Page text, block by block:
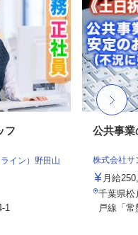
フ
イン）野田山
1
公共事業
株式会社サ
月給
千葉県松
戸線「